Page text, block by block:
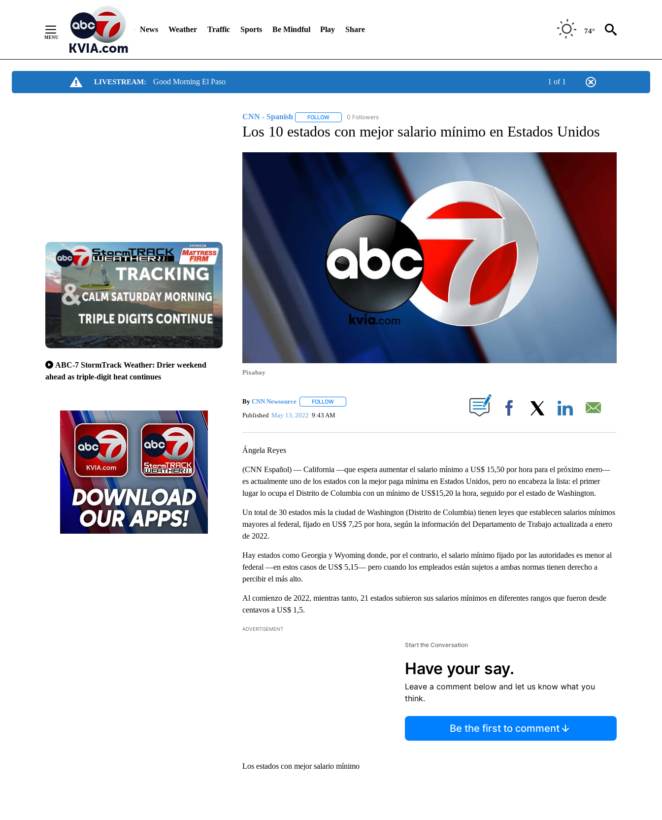
News Weather Traffic Sports Be Mindful Play Share 74°
LIVESTREAM: Good Morning El Paso 1 of 1
ABC-7 StormTrack Weather: Drier weekend
ahead as triple-digit heat continues
CNN - Spanish FOLLOWFOLLOW "CNN - SPANISH" TO RECEIVE NOTIFICATIONS ABOUT NEW PAGES ON "CNN - SPANISH".
0 Followers
Los 10 estados con mejor salario mínimo en Estados Unidos
Pixabay
By CNN Newsource FOLLOWFOLLOW "" TO RECEIVE NOTIFICATIONS ABOUT NEW PAGES ON "".
Published May 13, 2022 9:43 AM Facebook
Ángela Reyes
(CNN Español) — California —que espera aumentar el salario mínimo a US$ 15,50 por hora para el próximo enero—
es actualmente uno de los estados con la mejor paga mínima en Estados Unidos, pero no encabeza la lista: el primer
lugar lo ocupa el Distrito de Columbia con un mínimo de US$15,20 la hora, seguido por el estado de Washington.
Un total de 30 estados más la ciudad de Washington (Distrito de Columbia) tienen leyes que establecen salarios mínimos
mayores al federal, fijado en US$ 7,25 por hora, según la información del Departamento de Trabajo actualizada a enero
de 2022.
Hay estados como Georgia y Wyoming donde, por el contrario, el salario mínimo fijado por las autoridades es menor al
federal —en estos casos de US$ 5,15— pero cuando los empleados están sujetos a ambas normas tienen derecho a
percibir el más alto.
Al comienzo de 2022, mientras tanto, 21 estados subieron sus salarios mínimos en diferentes rangos que fueron desde
centavos a US$ 1,5.
ADVERTISEMENT
Start the Conversation
Have your say.
Leave a comment below and let us know what you
think.
Be the first to comment
Los estados con mejor salario mínimo